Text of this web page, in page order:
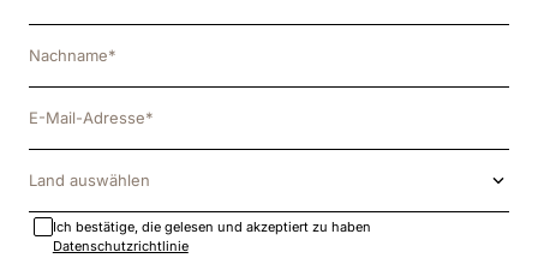
Land auswählen
Ich bestätige, die gelesen und akzeptiert zu haben
Datenschutzrichtlinie